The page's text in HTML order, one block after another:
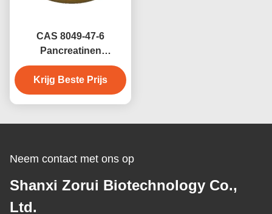
CAS 8049-47-6
Pancreatinen
Spijsverteringsenzymen
uit de pancreas
Krijg Beste Prijs
Neem contact met ons op
Shanxi Zorui Biotechnology Co.,
Ltd.